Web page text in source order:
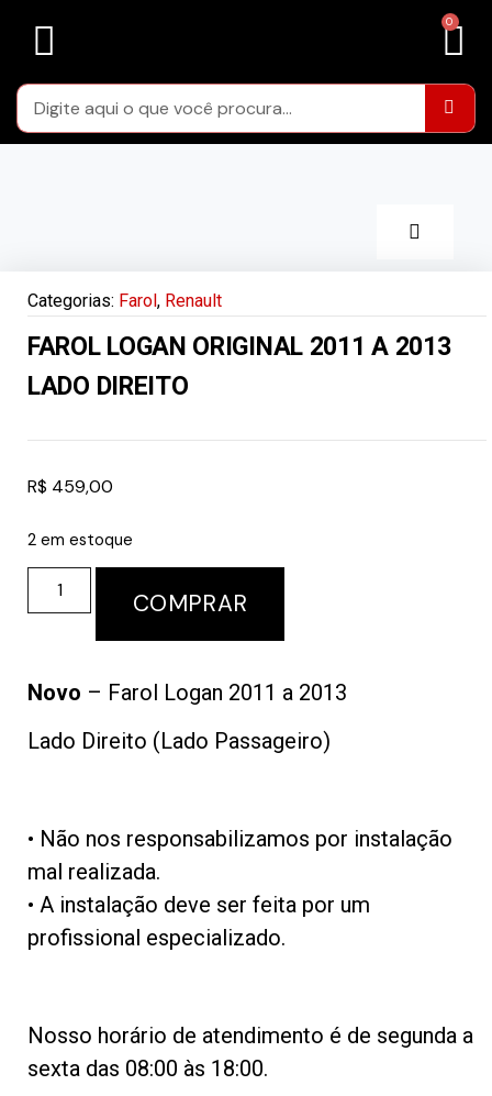
Categorias: Farol, Renault
FAROL LOGAN ORIGINAL 2011 A 2013
LADO DIREITO
R$ 459,00
2 em estoque
COMPRAR
Novo – Farol Logan 2011 a 2013
Lado Direito (Lado Passageiro)
• Não nos responsabilizamos por instalação
mal realizada.
• A instalação deve ser feita por um
profissional especializado.
Nosso horário de atendimento é de segunda a
sexta das 08:00 às 18:00.